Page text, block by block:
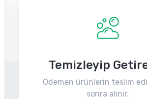
Temizleyip
Ödemen ürünlerin teslim
sonra alınır.